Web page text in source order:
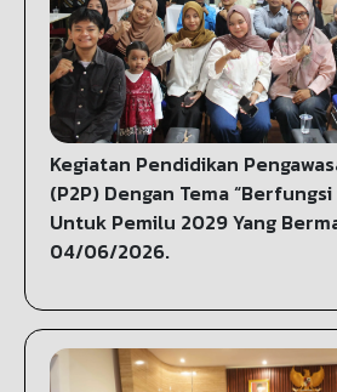
Kegiatan Pendidikan
(P2P) Dengan Tema
Untuk Pemilu 2029 Yang
04/06/2026.